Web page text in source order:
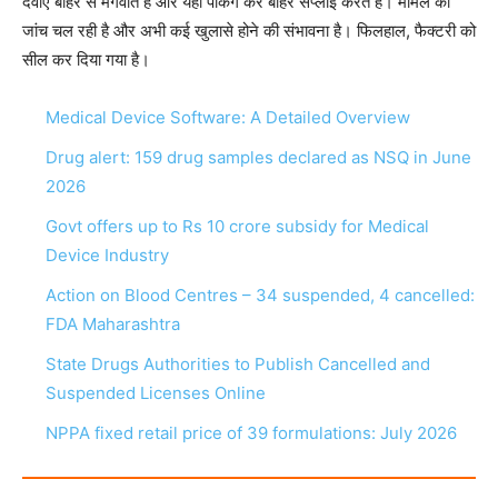
जांच चल रही है और अभी कई खुलासे होने की संभावना है। फिलहाल, फैक्टरी को
सील कर दिया गया है।
Medical Device Software: A Detailed Overview
Drug alert: 159 drug samples declared as NSQ in June
2026
Govt offers up to Rs 10 crore subsidy for Medical
Device Industry
Action on Blood Centres – 34 suspended, 4 cancelled:
FDA Maharashtra
State Drugs Authorities to Publish Cancelled and
Suspended Licenses Online
NPPA fixed retail price of 39 formulations: July 2026